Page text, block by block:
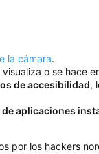
la cámara.
o se hace
de accesibilidad,
de aplicaciones
por los hackers